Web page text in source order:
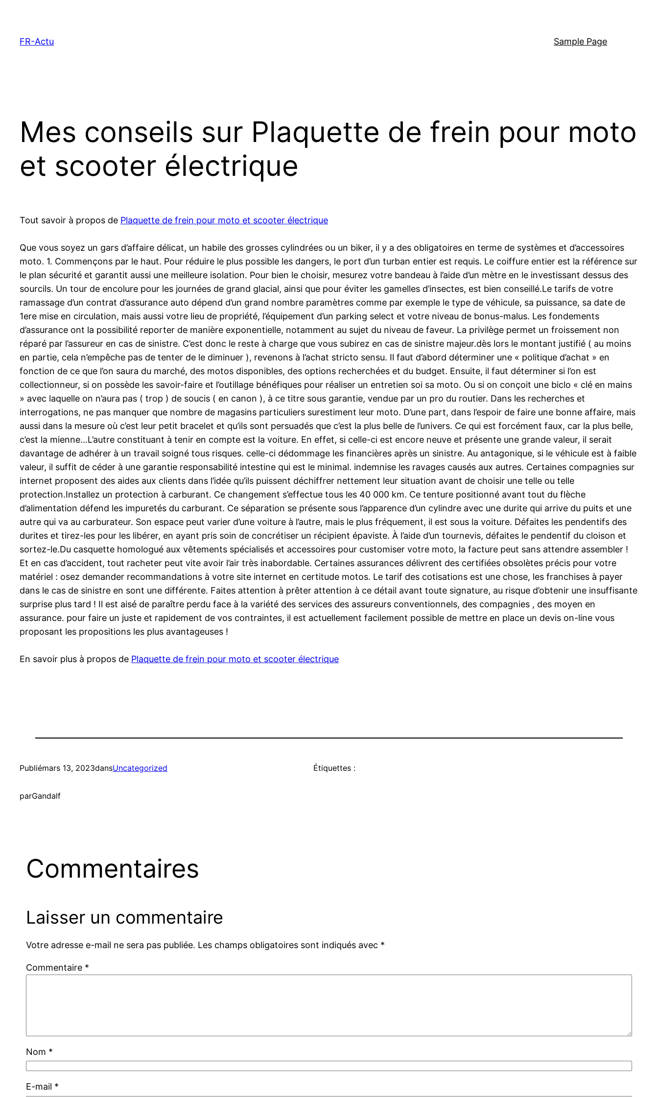
contenu
FR-Actu Sample Page
Mes conseils sur Plaquette de frein pour moto
et scooter électrique
Tout savoir à propos de Plaquette de frein pour moto et scooter électrique
Que vous soyez un gars d’affaire délicat, un habile des grosses cylindrées ou un biker, il y a des obligatoires en terme de systèmes et d’accessoires
moto. 1. Commençons par le haut. Pour réduire le plus possible les dangers, le port d’un turban entier est requis. Le coiffure entier est la référence sur
le plan sécurité et garantit aussi une meilleure isolation. Pour bien le choisir, mesurez votre bandeau à l’aide d’un mètre en le investissant dessus des
sourcils. Un tour de encolure pour les journées de grand glacial, ainsi que pour éviter les gamelles d’insectes, est bien conseillé.Le tarifs de votre
ramassage d’un contrat d’assurance auto dépend d’un grand nombre paramètres comme par exemple le type de véhicule, sa puissance, sa date de
1ere mise en circulation, mais aussi votre lieu de propriété, l’équipement d’un parking select et votre niveau de bonus-malus. Les fondements
d’assurance ont la possibilité reporter de manière exponentielle, notamment au sujet du niveau de faveur. La privilège permet un froissement non
réparé par l’assureur en cas de sinistre. C’est donc le reste à charge que vous subirez en cas de sinistre majeur.dès lors le montant justifié ( au moins
en partie, cela n’empêche pas de tenter de le diminuer ), revenons à l’achat stricto sensu. Il faut d’abord déterminer une « politique d’achat » en
fonction de ce que l’on saura du marché, des motos disponibles, des options recherchées et du budget. Ensuite, il faut déterminer si l’on est
collectionneur, si on possède les savoir-faire et l’outillage bénéfiques pour réaliser un entretien soi sa moto. Ou si on conçoit une biclo « clé en mains
» avec laquelle on n’aura pas ( trop ) de soucis ( en canon ), à ce titre sous garantie, vendue par un pro du routier. Dans les recherches et
interrogations, ne pas manquer que nombre de magasins particuliers surestiment leur moto. D’une part, dans l’espoir de faire une bonne affaire, mais
aussi dans la mesure où c’est leur petit bracelet et qu’ils sont persuadés que c’est la plus belle de l’univers. Ce qui est forcément faux, car la plus belle,
c’est la mienne…L’autre constituant à tenir en compte est la voiture. En effet, si celle-ci est encore neuve et présente une grande valeur, il serait
davantage de adhérer à un travail soigné tous risques. celle-ci dédommage les financières après un sinistre. Au antagonique, si le véhicule est à faible
valeur, il suffit de céder à une garantie responsabilité intestine qui est le minimal. indemnise les ravages causés aux autres. Certaines compagnies sur
internet proposent des aides aux clients dans l’idée qu’ils puissent déchiffrer nettement leur situation avant de choisir une telle ou telle
protection.Installez un protection à carburant. Ce changement s’effectue tous les 40 000 km. Ce tenture positionné avant tout du flèche
d’alimentation défend les impuretés du carburant. Ce séparation se présente sous l’apparence d’un cylindre avec une durite qui arrive du puits et une
autre qui va au carburateur. Son espace peut varier d’une voiture à l’autre, mais le plus fréquement, il est sous la voiture. Défaites les pendentifs des
durites et tirez-les pour les libérer, en ayant pris soin de concrétiser un récipient épaviste. À l’aide d’un tournevis, défaites le pendentif du cloison et
sortez-le.Du casquette homologué aux vêtements spécialisés et accessoires pour customiser votre moto, la facture peut sans attendre assembler !
Et en cas d’accident, tout racheter peut vite avoir l’air très inabordable. Certaines assurances délivrent des certifiées obsolètes précis pour votre
matériel : osez demander recommandations à votre site internet en certitude motos. Le tarif des cotisations est une chose, les franchises à payer
dans le cas de sinistre en sont une différente. Faites attention à prêter attention à ce détail avant toute signature, au risque d’obtenir une insuffisante
surprise plus tard ! Il est aisé de paraître perdu face à la variété des services des assureurs conventionnels, des compagnies , des moyen en
assurance. pour faire un juste et rapidement de vos contraintes, il est actuellement facilement possible de mettre en place un devis on-line vous
proposant les propositions les plus avantageuses !
En savoir plus à propos de Plaquette de frein pour moto et scooter électrique
Publiémars 13, 2023dansUncategorized
parGandalf
Étiquettes :
Commentaires
Laisser un commentaire
Votre adresse e-mail ne sera pas publiée. Les champs obligatoires sont indiqués avec *
Commentaire *
Nom *
E-mail *